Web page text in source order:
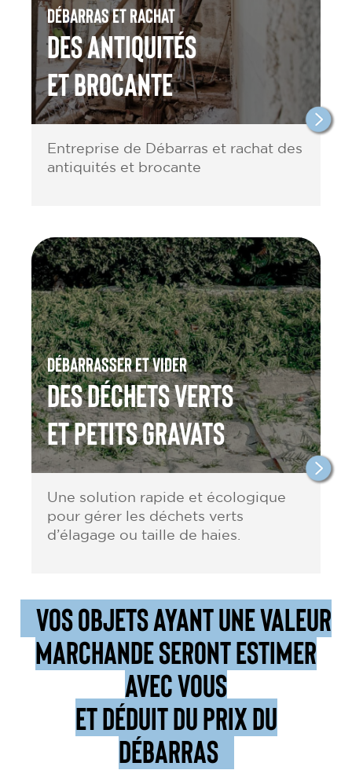
Débarras et rachat
des antiquités
et brocante
Entreprise de Débarras et rachat des
antiquités et brocante
Débarrasser et vider
des Déchets verts
et petits gravats
Une solution rapide et écologique
pour gérer les déchets verts
d’élagage ou taille de haies.
VOS OBJETS AYANT UNE VALEUR
MARCHANDE SERONT ESTIMER
AVEC VOUS
ET DÉDUIT DU PRIX DU
DÉBARRAS